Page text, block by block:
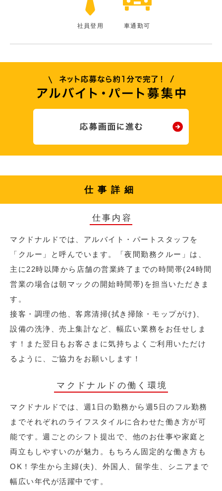
社員登用 車通勤可
仕事詳細
仕事内容
マクドナルドでは、アルバイト・パートスタッフを
「クルー」と呼んでいます。「夜間勤務クルー」は、
主に22時以降から店舗の営業終了までの時間帯(24時間
営業の場合は朝マックの開始時間帯)を担当いただきま
す。
接客・調理の他、客席清掃(拭き掃除・モップがけ)、
設備の洗浄、売上集計など、幅広い業務をお任せしま
す！また翌日もお客さまに気持ちよくご利用いただけ
るように、ご協力をお願いします！
マクドナルドの働く環境
マクドナルドでは、週1日の勤務から週5日のフル勤務
までそれぞれのライフスタイルに合わせた働き方が可
能です。週ごとのシフト提出で、他のお仕事や家庭と
両立もしやすいのが魅力。もちろん固定的な働き方も
OK！学生から主婦(夫)、外国人、留学生、シニアまで
幅広い年代が活躍中です。